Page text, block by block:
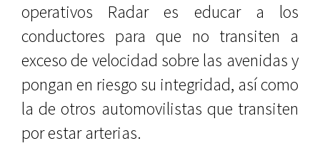
operativos Radar es educar a los
conductores para que no transiten a
exceso de velocidad sobre las avenidas y
pongan en riesgo su integridad, así como
la de otros automovilistas que transiten
por estar arterias.